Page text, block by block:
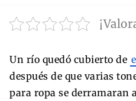
Un río quedó cubierto de
después de que varias
para ropa se derramaran